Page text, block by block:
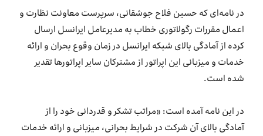
در نامه‌ای که حسین فلاح جوشقانی، سرپرست معاونت نظارت و
اعمال مقررات رگولاتوری خطاب به مدیرعامل ایرانسل ارسال
کرده از آمادگی بالای شبکه ایرانسل در زمان وقوع بحران و ارائه
خدمات و میزبانی این اپراتور از مشترکان سایر اپراتورها تقدیر
شده است.
در این نامه آمده است: «مراتب تشکر و قدردانی خود را از
آمادگی بالای آن شرکت در شرایط بحرانی، میزبانی و ارائه خدمات